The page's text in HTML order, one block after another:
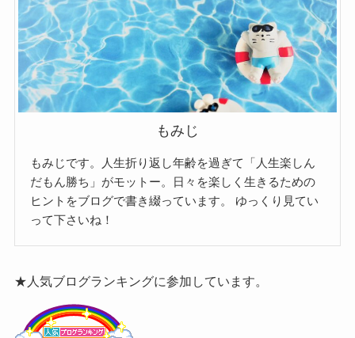
もみじ
もみじです。人生折り返し年齢を過ぎて「人生楽しん
だもん勝ち」がモットー。日々を楽しく生きるための
ヒントをブログで書き綴っています。
ゆっくり見てい
って下さいね！
★人気ブログランキングに参加しています。